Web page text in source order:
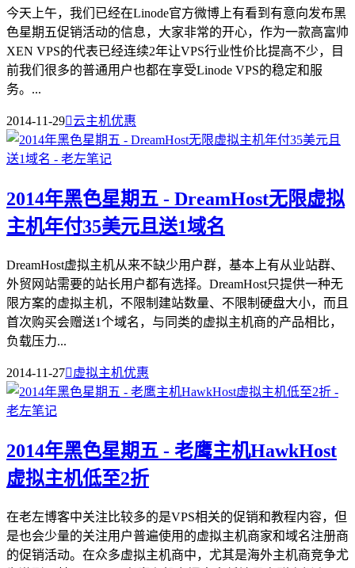
今天上午，我们已经在Linode官方微博上有看到有意向发布黑
色星期五促销活动的信息，大家非常的开心，作为一款高富帅
XEN VPS的代表已经连续2年让VPS行业性价比提高不少，目
前我们很多的普通用户也都在享受Linode VPS的稳定和服
务。...
2014-11-29云主机优惠
2014年黑色星期五 - DreamHost无限虚拟
主机年付35美元且送1域名
DreamHost虚拟主机从来不缺少用户群，基本上有从业站群、
外贸网站需要的站长用户都有选择。DreamHost只提供一种无
限方案的虚拟主机，不限制建站数量、不限制硬盘大小，而且
首次购买会赠送1个域名，与同类的虚拟主机商的产品相比，
负载压力...
2014-11-27虚拟主机优惠
2014年黑色星期五 - 老鹰主机HawkHost
虚拟主机低至2折
在老左博客中关注比较多的是VPS相关的促销和教程内容，但
是也会少量的关注用户普遍使用的虚拟主机商家和域名注册商
的促销活动。在众多虚拟主机商中，尤其是海外主机商竞争尤